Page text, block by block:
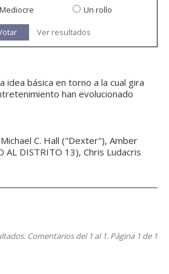
Mediocre
Un rollo
Ver resultados
idea básica en torno a la cual gira
han evolucionado
C. Hall ("Dexter"), Amber
DISTRITO 13), Chris Ludacris
Comentarios del 1 al 1. Página 1 de 1